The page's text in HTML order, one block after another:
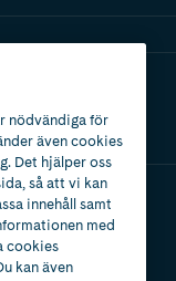
nödvändiga för
även cookies
Det hjälper oss
så att vi kan
innehåll samt
med
cookies
kan även